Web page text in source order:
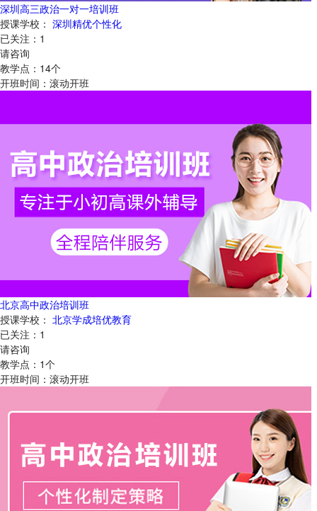
深圳高三政治一对一培训班
授课学校： 深圳精优个性化
已关注： 1
请咨询
教学点： 14个
开班时间： 滚动开班
北京高中政治培训班
授课学校： 北京学成培优教育
已关注： 1
请咨询
教学点： 1个
开班时间： 滚动开班